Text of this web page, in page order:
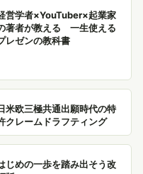
営学者×YouTuber×起業家
著者が教える 一生使える
レゼンの教科書
米欧三極共通出願時代の特
クレームドラフティング
じめの一歩を踏み出そう改